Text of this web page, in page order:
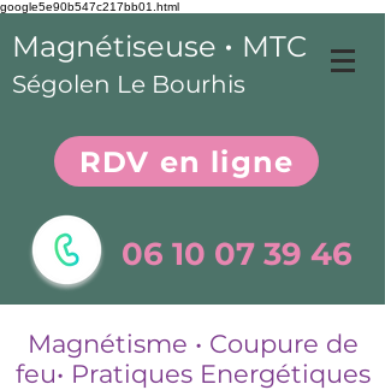
google5e90b547c217bb01.html
Magnétiseuse • MTC
Ségolen Le Bourhis
RDV en ligne
06 10 07 39 46
Magnétisme • Coupure de
feu• Pratiques Energétiques​